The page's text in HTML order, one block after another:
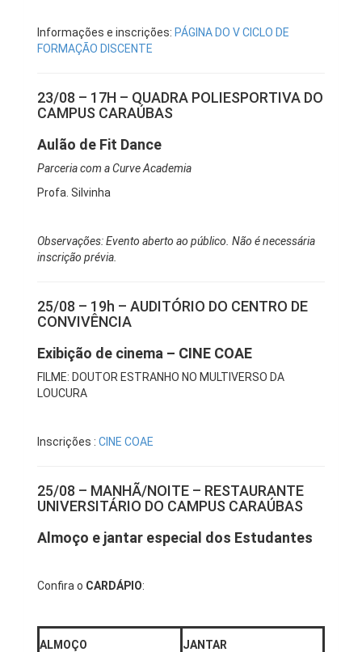
Informações e inscrições: PÁGINA DO V CICLO DE
FORMAÇÃO DISCENTE
23/08 – 17H – QUADRA POLIESPORTIVA DO
CAMPUS CARAÚBAS
Aulão de Fit Dance
Parceria com a Curve Academia
Profa. Silvinha
Observações: Evento aberto ao público. Não é necessária
inscrição prévia.
25/08 – 19h – AUDITÓRIO DO CENTRO DE
CONVIVÊNCIA
Exibição de cinema – CINE COAE
FILME: DOUTOR ESTRANHO NO MULTIVERSO DA
LOUCURA
Inscrições : CINE COAE
25/08 – MANHÃ/NOITE – RESTAURANTE
UNIVERSITÁRIO DO CAMPUS CARAÚBAS
Almoço e jantar especial dos Estudantes
Confira o CARDÁPIO:
ALMOÇO JANTAR